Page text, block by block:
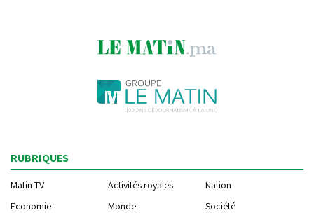
RUBRIQUES
Matin TV Activités royales
Nation
Economie
Monde
Société